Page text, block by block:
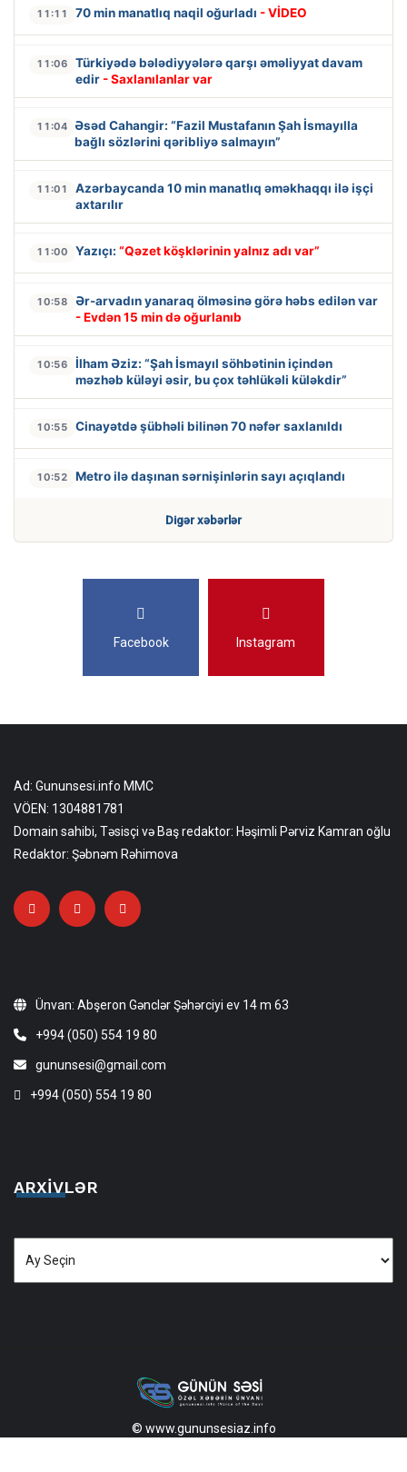
11:11 70 min manatlıq naqil oğurladı - VİDEO
11:06
Türkiyədə bələdiyyələrə qarşı əməliyyat davam
edir - Saxlanılanlar var
11:04
Əsəd Cahangir: “Fazil Mustafanın Şah İsmayılla
bağlı sözlərini qəribliyə salmayın”
11:01
Azərbaycanda 10 min manatlıq əməkhaqqı ilə işçi
axtarılır
11:00 Yazıçı: “Qəzet köşklərinin yalnız adı var”
10:58
Ər-arvadın yanaraq ölməsinə görə həbs edilən var
- Evdən 15 min də oğurlanıb
10:56
İlham Əziz: “Şah İsmayıl söhbətinin içindən
məzhəb küləyi əsir, bu çox təhlükəli küləkdir”
10:55 Cinayətdə şübhəli bilinən 70 nəfər saxlanıldı
10:52 Metro ilə daşınan sərnişinlərin sayı açıqlandı
Digər xəbərlər
Facebook Instagram
Ad: Gununsesi.info MMC
VÖEN: 1304881781
Domain sahibi, Təsisçi və Baş redaktor: Həşimli Pərviz Kamran oğlu
Redaktor: Şəbnəm Rəhimova
Ünvan: Abşeron Gənclər Şəhərciyi ev 14 m 63
+994 (050) 554 19 80
gununsesi@gmail.com
+994 (050) 554 19 80
ARXIVLƏR
Arxivlər
© www.gununsesiaz.info